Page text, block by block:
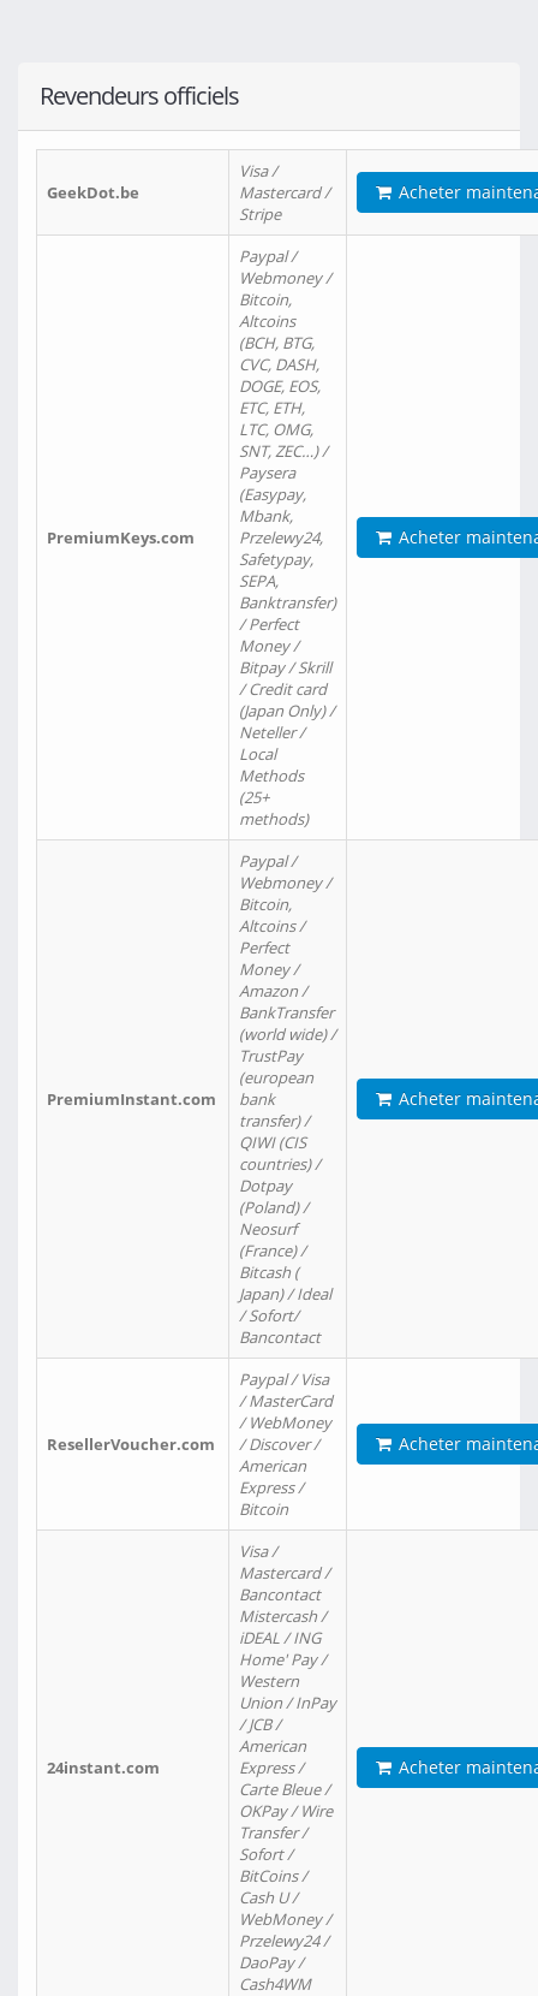
Revendeurs officiels
GeekDot.be
Visa /
Mastercard /
Stripe
Acheter
PremiumKeys.com
Paypal /
Webmoney /
Bitcoin,
Altcoins
(BCH, BTG,
CVC, DASH,
DOGE, EOS,
ETC, ETH,
LTC, OMG,
SNT, ZEC…) /
Paysera
(Easypay,
Mbank,
Przelewy24,
Safetypay,
SEPA,
Banktransfer)
/ Perfect
Money /
Bitpay / Skrill
/ Credit card
(Japan Only) /
Neteller /
Local
Methods
(25+
methods)
Acheter
PremiumInstant.com
Paypal /
Webmoney /
Bitcoin,
Altcoins /
Perfect
Money /
Amazon /
BankTransfer
(world wide) /
TrustPay
(european
bank
transfer) /
QIWI (CIS
countries) /
Dotpay
(Poland) /
Neosurf
(France) /
Bitcash (
Japan) / Ideal
/ Sofort/
Bancontact
Acheter
ResellerVoucher.com
Paypal / Visa
/ MasterCard
/ WebMoney
/ Discover /
American
Express /
Bitcoin
Acheter
24instant.com
Visa /
Mastercard /
Bancontact
Mistercash /
iDEAL / ING
Home' Pay /
Western
Union / InPay
/ JCB /
American
Express /
Carte Bleue /
OKPay / Wire
Transfer /
Sofort /
BitCoins /
Cash U /
WebMoney /
Przelewy24 /
DaoPay /
Cash4WM
Acheter